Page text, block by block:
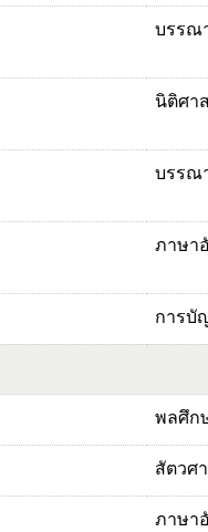
บรรณ
นิติศา
บรรณ
ภาษา
การบั
พลศึก
สัตวศ
ภาษา